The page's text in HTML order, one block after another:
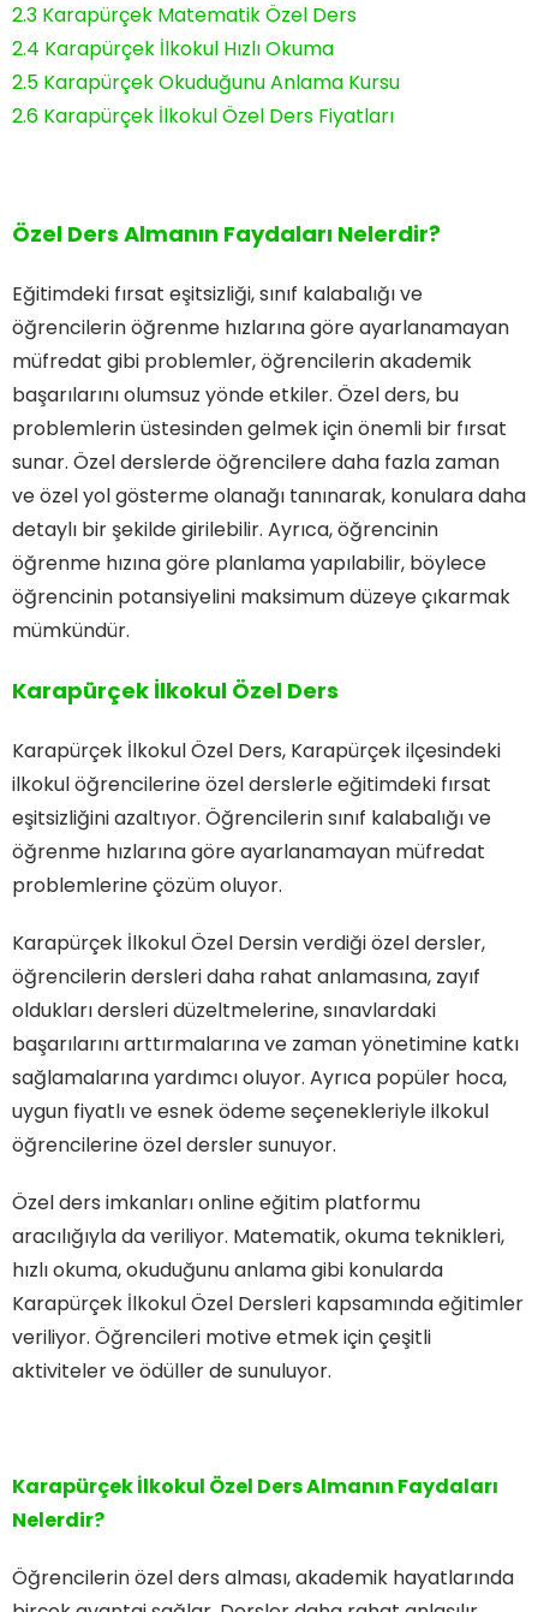
2.3 Karapürçek Matematik Özel Ders
2.4 Karapürçek İlkokul Hızlı Okuma
2.5 Karapürçek Okuduğunu Anlama Kursu
2.6 Karapürçek İlkokul Özel Ders Fiyatları
Özel Ders Almanın Faydaları Nelerdir?
Eğitimdeki fırsat eşitsizliği, sınıf kalabalığı ve
öğrencilerin öğrenme hızlarına göre ayarlanamayan
müfredat gibi problemler, öğrencilerin akademik
başarılarını olumsuz yönde etkiler. Özel ders, bu
problemlerin üstesinden gelmek için önemli bir fırsat
sunar. Özel derslerde öğrencilere daha fazla zaman
ve özel yol gösterme olanağı tanınarak, konulara daha
detaylı bir şekilde girilebilir. Ayrıca, öğrencinin
öğrenme hızına göre planlama yapılabilir, böylece
öğrencinin potansiyelini maksimum düzeye çıkarmak
mümkündür.
Karapürçek İlkokul Özel Ders
Karapürçek İlkokul Özel Ders, Karapürçek ilçesindeki
ilkokul öğrencilerine özel derslerle eğitimdeki fırsat
eşitsizliğini azaltıyor. Öğrencilerin sınıf kalabalığı ve
öğrenme hızlarına göre ayarlanamayan müfredat
problemlerine çözüm oluyor.
Karapürçek İlkokul Özel Dersin verdiği özel dersler,
öğrencilerin dersleri daha rahat anlamasına, zayıf
oldukları dersleri düzeltmelerine, sınavlardaki
başarılarını arttırmalarına ve zaman yönetimine katkı
sağlamalarına yardımcı oluyor. Ayrıca popüler hoca,
uygun fiyatlı ve esnek ödeme seçenekleriyle ilkokul
öğrencilerine özel dersler sunuyor.
Özel ders imkanları online eğitim platformu
aracılığıyla da veriliyor. Matematik, okuma teknikleri,
hızlı okuma, okuduğunu anlama gibi konularda
Karapürçek İlkokul Özel Dersleri kapsamında eğitimler
veriliyor. Öğrencileri motive etmek için çeşitli
aktiviteler ve ödüller de sunuluyor.
Karapürçek İlkokul Özel Ders Almanın Faydaları
Nelerdir?
Öğrencilerin özel ders alması, akademik hayatlarında